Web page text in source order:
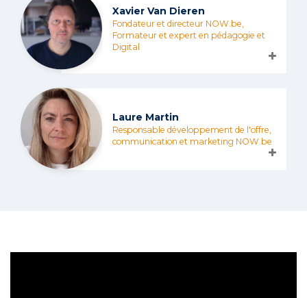
Xavier Van Dieren
Fondateur et directeur NOW.be,
Formateur et expert en pédagogie et
Digital
Laure Martin
Responsable développement de l'offre,
communication et marketing NOW.be